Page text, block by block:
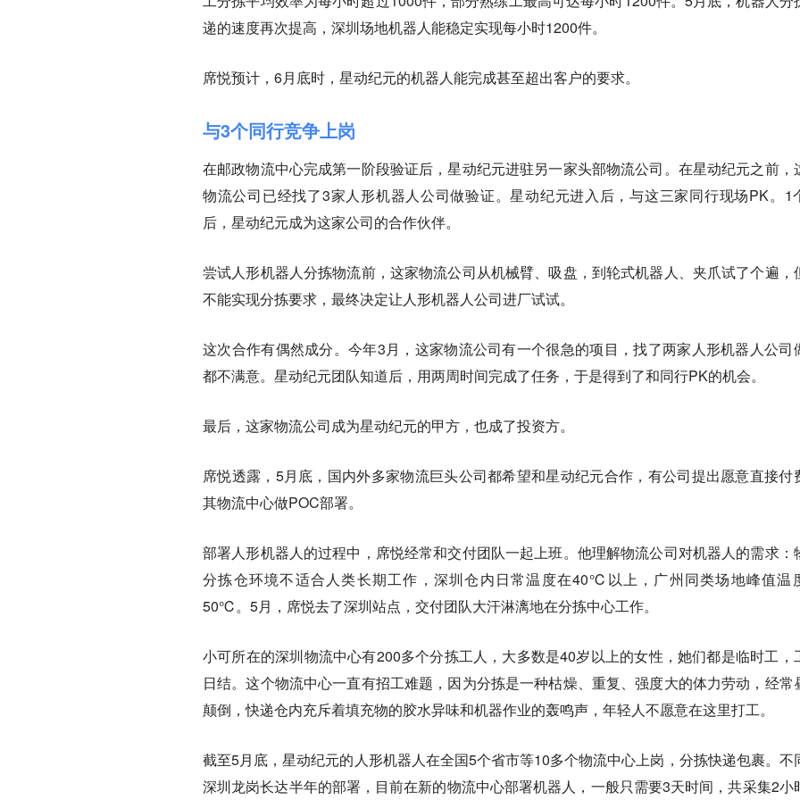
递的速度再次提高，深圳场地机器人能稳定实现每小时1200件。
席悦预计，6月底时，星动纪元的机器人能完成甚至超出客户的要求。
与3个同行竞争上岗
在邮政物流中心完成第一阶段验证后，星动纪元进驻另一家头部物流公司。在星动纪元之前，
物流公司已经找了3家人形机器人公司做验证。星动纪元进入后，与这三家同行现场PK。1
后，星动纪元成为这家公司的合作伙伴。
尝试人形机器人分拣物流前，这家物流公司从机械臂、吸盘，到轮式机器人、夹爪试了个遍，
不能实现分拣要求，最终决定让人形机器人公司进厂试试。
这次合作有偶然成分。今年3月，这家物流公司有一个很急的项目，找了两家人形机器人公司
都不满意。星动纪元团队知道后，用两周时间完成了任务，于是得到了和同行PK的机会。
最后，这家物流公司成为星动纪元的甲方，也成了投资方。
席悦透露，5月底，国内外多家物流巨头公司都希望和星动纪元合作，有公司提出愿意直接付
其物流中心做POC部署。
部署人形机器人的过程中，席悦经常和交付团队一起上班。他理解物流公司对机器人的需求：
分拣仓环境不适合人类长期工作，深圳仓内日常温度在40℃以上，广州同类场地峰值温
50℃。5月，席悦去了深圳站点，交付团队大汗淋漓地在分拣中心工作。
小可所在的深圳物流中心有200多个分拣工人，大多数是40岁以上的女性，她们都是临时工，
日结。这个物流中心一直有招工难题，因为分拣是一种枯燥、重复、强度大的体力劳动，经常
颠倒，快递仓内充斥着填充物的胶水异味和机器作业的轰鸣声，年轻人不愿意在这里打工。
截至5月底，星动纪元的人形机器人在全国5个省市等10多个物流中心上岗，分拣快递包裹。不
深圳龙岗长达半年的部署，目前在新的物流中心部署机器人，一般只需要3天时间，共采集2小